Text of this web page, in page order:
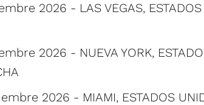
2026 - LAS VEGAS,
2026 - NUEVA YORK,
2026 - MIAMI, ESTADOS